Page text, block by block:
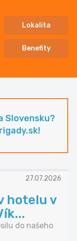
Lokalita
Benefity
Slovensku?
27.07.2026
hotelu v
do našeho